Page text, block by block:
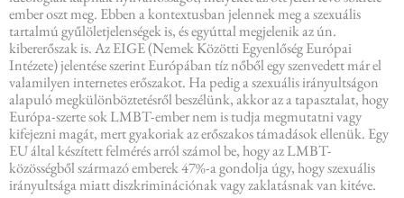
ember oszt meg. Ebben a kontextusban jelennek meg a szexuális
tartalmú gyűlöletjelenségek is, és egyúttal megjelenik az ún.
kibererőszak is. Az EIGE (Nemek Közötti Egyenlőség Európai
Intézete) jelentése szerint Európában tíz nőből egy szenvedett már el
valamilyen internetes erőszakot. Ha pedig a szexuális irányultságon
alapuló megkülönböztetésről beszélünk, akkor az a tapasztalat, hogy
Európa-szerte sok LMBT-ember nem is tudja megmutatni vagy
kifejezni magát, mert gyakoriak az erőszakos támadások ellenük. Egy
EU által készített felmérés arról számol be, hogy az LMBT-
közösségből származó emberek 47%-a gondolja úgy, hogy szexuális
irányultsága miatt diszkriminációnak vagy zaklatásnak van kitéve.